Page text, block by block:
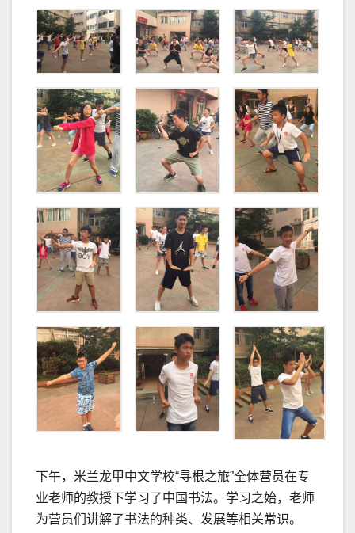
下午，米兰龙甲中文学校“寻根之旅”全体营员在专
业老师的教授下学习了中国书法。学习之始，老师
为营员们讲解了书法的种类、发展等相关常识。